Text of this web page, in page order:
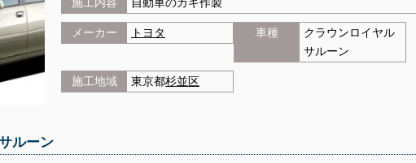
メーカー トヨタ 車種
クラウンロイヤル
サルーン
施工地域 東京都杉並区
ルーン